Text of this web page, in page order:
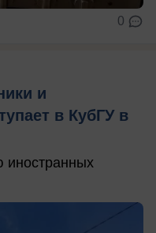
0
и
в КубГУ в
иностранных